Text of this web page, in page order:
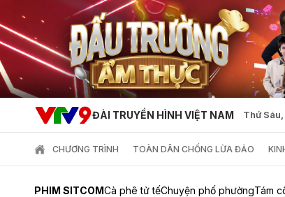
ĐÀI TRUYỀN HÌNH VIỆT NAM Thứ
CHƯƠNG TRÌNH TOÀN DÂN CHỐNG LỪA ĐẢO
PHIM SITCOMCà phê tử tếChuyện phố phườngTám